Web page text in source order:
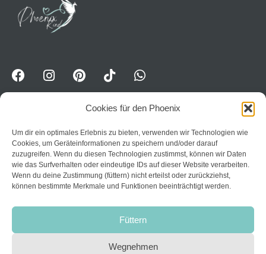
Cookies für den Phoenix
Um dir ein optimales Erlebnis zu bieten, verwenden wir Technologien wie
Cookies, um Geräteinformationen zu speichern und/oder darauf
zuzugreifen. Wenn du diesen Technologien zustimmst, können wir Daten
wie das Surfverhalten oder eindeutige IDs auf dieser Website verarbeiten.
Wenn du deine Zustimmung (füttern) nicht erteilst oder zurückziehst,
können bestimmte Merkmale und Funktionen beeinträchtigt werden.
Füttern
Wegnehmen
WhatsApp-Kanal für Erwavhsene: Jetzt Impulse
erhalten:
Trete dem Kanal PhoenixPower bei
Home
Kontakt
Datenschutzerklärung
AGB
Impressum
Widerruf